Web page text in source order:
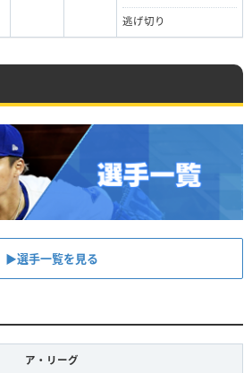
逃げ切り
▶︎選手一覧を見る
ア・リーグ